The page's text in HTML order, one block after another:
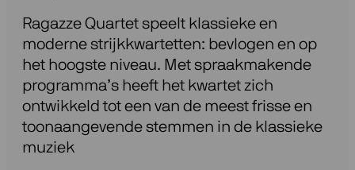
Ragazze Quartet speelt klassieke en
moderne strijkkwartetten: bevlogen en op
het hoogste niveau. Met spraakmakende
programma’s heeft het kwartet zich
ontwikkeld tot een van de meest frisse en
toonaangevende stemmen in de klassieke
muziek